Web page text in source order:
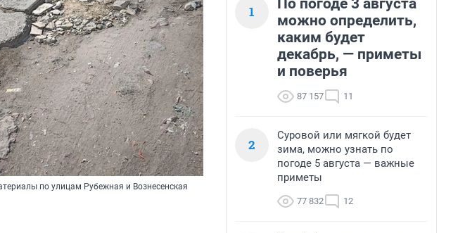
по улицам Рубежная и Вознесенская
1
По погоде 3 августа
можно определить,
каким будет
декабрь, — приметы
и поверья
87 157 11
2
Суровой или мягкой будет
зима, можно узнать по
погоде 5 августа — важные
приметы
77 832 12